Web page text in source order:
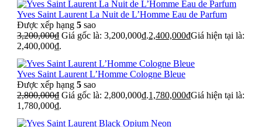
Yves Saint Laurent La Nuit de L’Homme Eau de Parfum
Được xếp hạng 5 sao
3,200,000₫ Giá gốc là: 3,200,000₫.2,400,000₫Giá hiện tại là:
2,400,000₫.
Yves Saint Laurent L’Homme Cologne Bleue
Được xếp hạng 5 sao
2,800,000₫ Giá gốc là: 2,800,000₫.1,780,000₫Giá hiện tại là:
1,780,000₫.